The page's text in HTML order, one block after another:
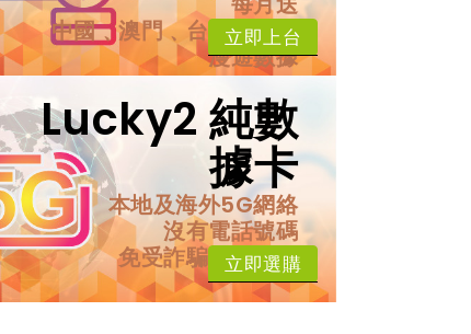
中國﹑澳門﹑台灣﹑日本
漫遊數據
立即上台
Lucky2 純數
據卡
本地及海外5G網絡
沒有電話號碼
免受詐騙電話騷擾
立即選購